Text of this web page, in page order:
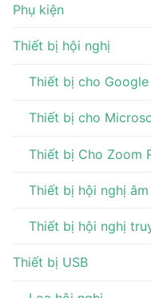
Phụ kiện
Thiết bị hội nghị
Thiết bị cho
Thiết bị cho
Thiết bị Cho Zoom
Thiết bị hội nghị
Thiết bị hội nghị
Thiết bị USB